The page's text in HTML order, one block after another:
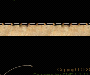
Copyright ©